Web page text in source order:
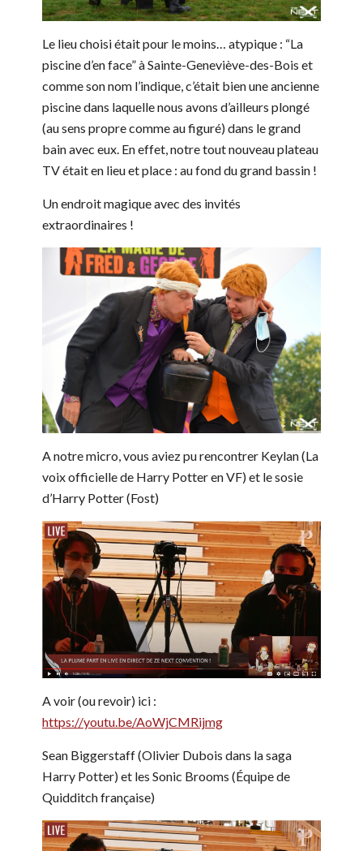
Le lieu choisi était pour le moins… atypique : “La
piscine d’en face” à Sainte-Geneviève-des-Bois et
comme son nom l’indique, c’était bien une ancienne
piscine dans laquelle nous avons d’ailleurs plongé
(au sens propre comme au figuré) dans le grand
bain avec eux. En effet, notre tout nouveau plateau
TV était en lieu et place : au fond du grand bassin !
Un endroit magique avec des invités
extraordinaires !
A notre micro, vous aviez pu rencontrer Keylan (La
voix officielle de Harry Potter en VF) et le sosie
d’Harry Potter (Fost)
A voir (ou revoir) ici :
https://youtu.be/AoWjCMRijmg
Sean Biggerstaff (Olivier Dubois dans la saga
Harry Potter) et les Sonic Brooms (Équipe de
Quidditch française)